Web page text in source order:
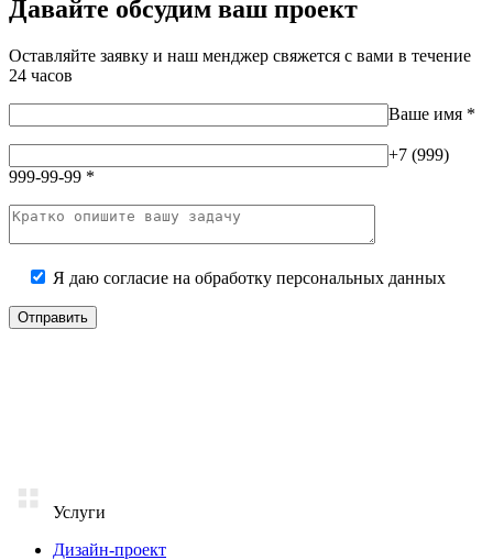
Давайте обсудим ваш проект
Оставляйте заявку и наш менджер свяжется с вами в течение
24 часов
Ваше имя *
+7 (999)
999-99-99 *
Я даю согласие на обработку персональных данных
Услуги
Дизайн-проект